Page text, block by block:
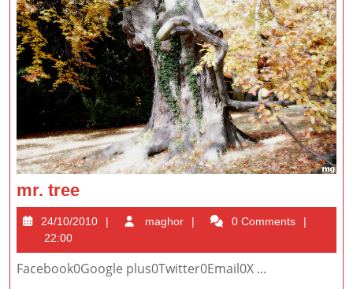
mr. treemr.
tree
24/10/2010 24/10/2010
maghor maghor0 Comments
22:00
Facebook0Google plus0Twitter0Email0X ...